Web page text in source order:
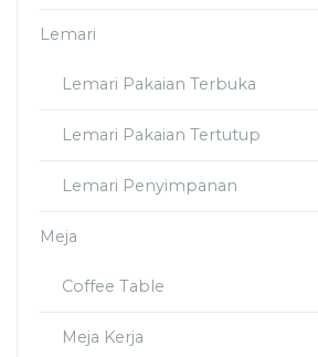
Lemari
Lemari Pakaian Terbuka
Lemari Pakaian Tertutup
Lemari Penyimpanan
Meja
Coffee Table
Meja Kerja